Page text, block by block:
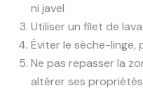
ni javel
Utiliser un filet de
Éviter le sèche-linge,
Ne pas repasser la
altérer ses propriétés